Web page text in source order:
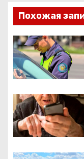
в
и
г
а
ц
и
я
Похожая